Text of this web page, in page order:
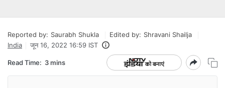
Reported by: Saurabh Shukla Edited by: Shravani Shailja
India
जून 16, 2022 16:59 IST
Read Time: 3 mins